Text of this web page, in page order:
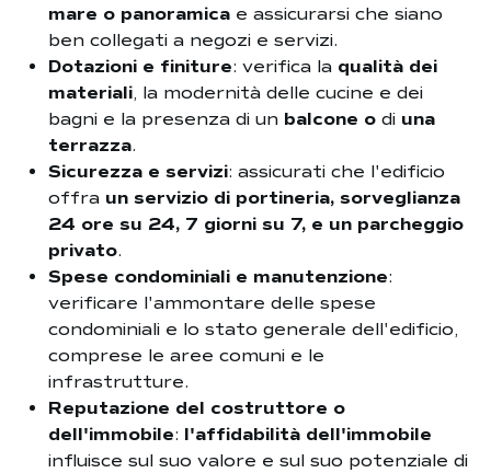
mare o panoramica e assicurarsi che siano
ben collegati a negozi e servizi.
Dotazioni e finiture: verifica la qualità dei
materiali, la modernità delle cucine e dei
bagni e la presenza di un balcone o di una
terrazza.
Sicurezza e servizi: assicurati che l'edificio
offra un servizio di portineria, sorveglianza
24 ore su 24, 7 giorni su 7, e un parcheggio
privato.
Spese condominiali e manutenzione:
verificare l'ammontare delle spese
condominiali e lo stato generale dell'edificio,
comprese le aree comuni e le
infrastrutture.
Reputazione del costruttore o
dell'immobile: l'affidabilità dell'immobile
influisce sul suo valore e sul suo potenziale di